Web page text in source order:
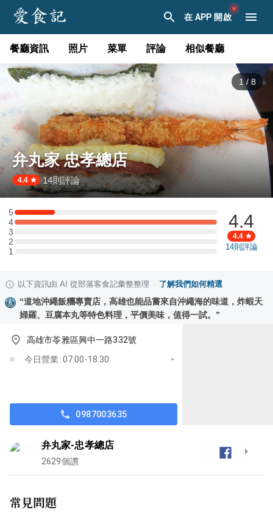
在 APP 開啟
餐廳資訊 照片 菜單 評論 相似餐廳
1/ 8
弁丸家 忠孝總店
4.4 ·14則評論
5
5 星：1 則評論
4
4 星：5 則評論
3
3 星：0 則評論
2
2 星：0 則評論
11 星：0 則評論
4.4
4.4
14則評論
以下資訊由 AI 從部落客食記彙整整理 · 了解我們如何精選
“道地沖繩飯糰專賣店，高雄也能品嘗來自沖繩海的味道，炸蝦天
婦羅、豆腐本丸等特色料理，平價美味，值得一試。 ”
高雄市苓雅區興中一路332號
今日營業: 07:00-18:30
0987003635
弁丸家-忠孝總店
2629個讚
常見問題